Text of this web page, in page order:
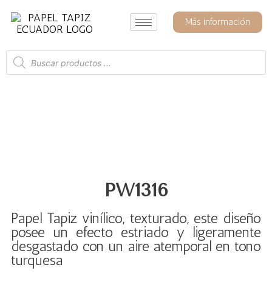
contenido
Más información
Búsqueda
de
productos
PW1316
Papel Tapiz vinílico, texturado, este diseño
posee un efecto estriado y ligeramente
desgastado con un aire atemporal en tono
turquesa